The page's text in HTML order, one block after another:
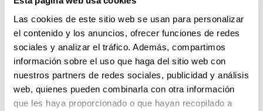
Las cookies de este sitio web se usan para personalizar
el contenido y los anuncios, ofrecer funciones de redes
sociales y analizar el tráfico. Además, compartimos
información sobre el uso que haga del sitio web con
nuestros partners de redes sociales, publicidad y análisis
web, quienes pueden combinarla con otra información
que les haya proporcionado o que hayan recopilado a